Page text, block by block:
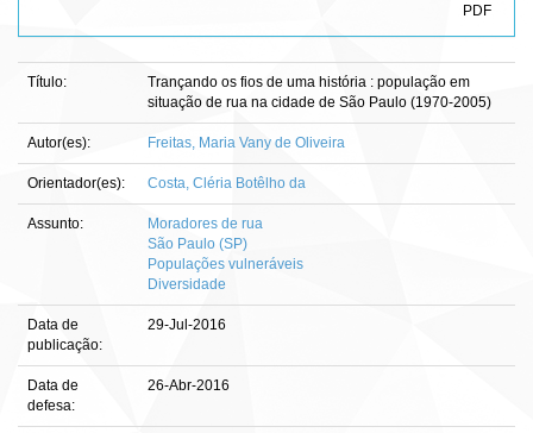
PDF
Título:
Trançando os fios de uma história : população em
situação de rua na cidade de São Paulo (1970-2005)
Autor(es): Freitas, Maria Vany de Oliveira
Orientador(es): Costa, Cléria Botêlho da
Assunto:
Moradores de rua
São Paulo (SP)
Populações vulneráveis
Diversidade
Data de
publicação:
29-Jul-2016
Data de
defesa:
26-Abr-2016